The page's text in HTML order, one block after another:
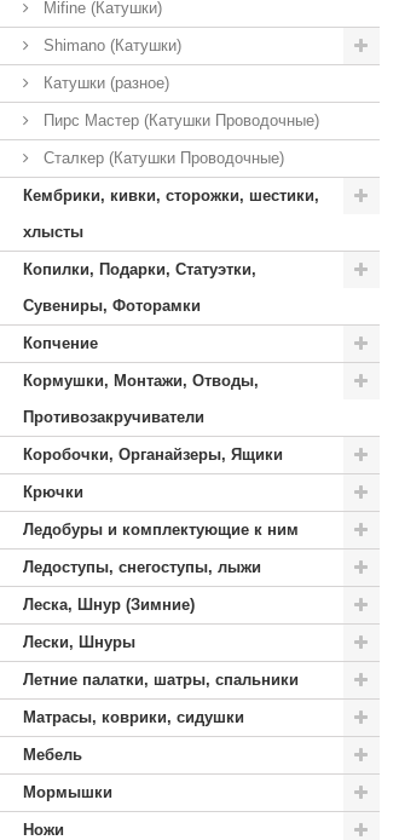
Mifine (Катушки)
Shimano (Катушки)
Катушки (разное)
Пирс Мастер (Катушки Проводочные)
Сталкер (Катушки Проводочные)
Кембрики, кивки, сторожки, шестики,
хлысты
Копилки, Подарки, Статуэтки,
Сувениры, Фоторамки
Копчение
Кормушки, Монтажи, Отводы,
Противозакручиватели
Коробочки, Органайзеры, Ящики
Крючки
Ледобуры и комплектующие к ним
Ледоступы, снегоступы, лыжи
Леска, Шнур (Зимние)
Лески, Шнуры
Летние палатки, шатры, спальники
Матрасы, коврики, сидушки
Мебель
Мормышки
Ножи